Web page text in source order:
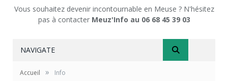
Vous souhaitez devenir incontournable en Meuse ? N'hésitez
pas à contacter Meuz'Info au 06 68 45 39 03
NAVIGATE
Accueil » Info